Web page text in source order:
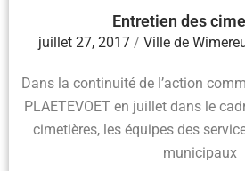
Entretien des
juillet 27, 2017 / Ville de
Dans la continuité de l’action
PLAETEVOET en juillet dans le
cimetières, les équipes des
municipaux